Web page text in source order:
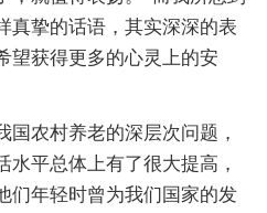
真挚的话语，其实深深的表
望获得更多的心灵上的安
国农村养老的深层次问题，
水平总体上有了很大提高，
们年轻时曾为我们国家的发